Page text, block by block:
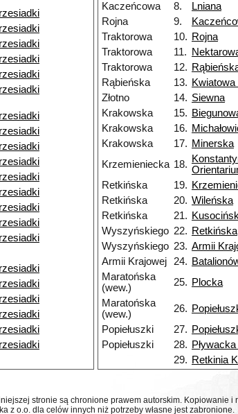
Kaczeńcowa
8.
Lniana
Rojna
9.
Traktorowa
10. Rojna
Traktorowa
11.
Traktorowa
12.
Rąbieńska
13. Kwiatowa
Złotno
14. Siewna
Krakowska
15.
Krakowska
16.
Krakowska
17. Minerska
Krzemieniecka 18.
Retkińska 19.
Retkińska
20. Wileńska
Retkińska
21.
Wyszyńskiego 22. Retkińska
Wyszyńskiego 23. Armii
Armii Krajowej
24.
Maratońska
(wew.)
25. Plocka
Maratońska
(wew.)
26.
Popiełuszki 27.
Popiełuszki
28.
29. Retkinia
stronie są chronione prawem autorskim. Kopiowanie
z o.o. dla celów innych niż potrzeby własne jest zabronione.